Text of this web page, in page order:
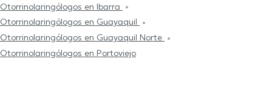
Otorrinolaringólogos en Ibarra
Otorrinolaringólogos en Guayaquil
Otorrinolaringólogos en Guayaquil Norte
Otorrinolaringólogos en Portoviejo